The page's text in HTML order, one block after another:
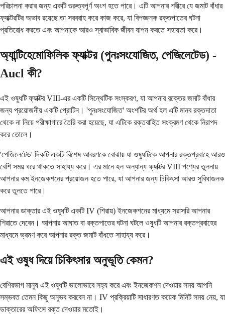
পরিচালনা করার জন্য একটি গুরুত্বপূর্ণ অংশ হতে পারে। এটি আপনার শরীরে যে জমাট বাঁধার
ফ্যাক্টরটির অভাব রয়েছে তা সরবরাহ করে কাজ করে, যা বিপজ্জনক রক্তপাতের ঘটনা
প্রতিরোধ করতে এবং আপনাকে আরও স্বাভাবিক জীবন যাপন করতে সহায়তা করে।
অ্যান্টিহেমোফিলিক ফ্যাক্টর (পুনঃসংযোজিত, পেজিলেটেড) -
Aucl কী?
এই ওষুধটি ফ্যাক্টর VIII-এর একটি সিন্থেটিক সংস্করণ, যা আপনার রক্তের জমাট বাঁধার
জন্য প্রয়োজনীয় একটি প্রোটিন। 'পুনঃসংযোজিত' অংশটির অর্থ হল এটি মানব রক্তদাতা
থেকে না নিয়ে পরীক্ষাগারে তৈরি করা হয়েছে, যা এটিকে রক্তবাহিত সংক্রমণ থেকে নিরাপদ
করে তোলে।
'পেজিলেটেড' দিকটি একটি বিশেষ আবরণকে বোঝায় যা ওষুধটিকে আপনার রক্তপ্রবাহে আরও
বেশি সময় ধরে থাকতে সাহায্য করে। এর মানে হল অন্যান্য ফ্যাক্টর VIII পণ্যের তুলনায়
আপনার কম ইনজেকশনের প্রয়োজন হতে পারে, যা আপনার জন্য চিকিৎসা আরও সুবিধাজনক
করে তুলতে পারে।
আপনার ডাক্তার এই ওষুধটি একটি IV (শিরায়) ইনজেকশনের মাধ্যমে সরাসরি আপনার
শিরাতে দেবেন। আপনার আঘাত বা রক্তপাতের ঘটনা ঘটলে ওষুধটি আপনার রক্তপ্রবাহের
মাধ্যমে ভ্রমণ করে আপনার রক্ত জমাট বাঁধতে সাহায্য করে।
এই ওষুধ দিয়ে চিকিৎসার অনুভূতি কেমন?
বেশিরভাগ মানুষ এই ওষুধটি ভালোভাবে সহ্য করে এবং ইনজেকশন দেওয়ার সময় আপনি
সম্ভবত তেমন কিছু অনুভব করবেন না। IV প্রক্রিয়াটি সাধারণত কয়েক মিনিট সময় নেয়, যা
ডাক্তারের অফিসে রক্ত ​​দেওয়ার মতোই।